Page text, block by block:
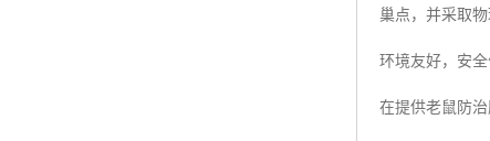
巢点，并采取
环境友好，安全
在提供老鼠防